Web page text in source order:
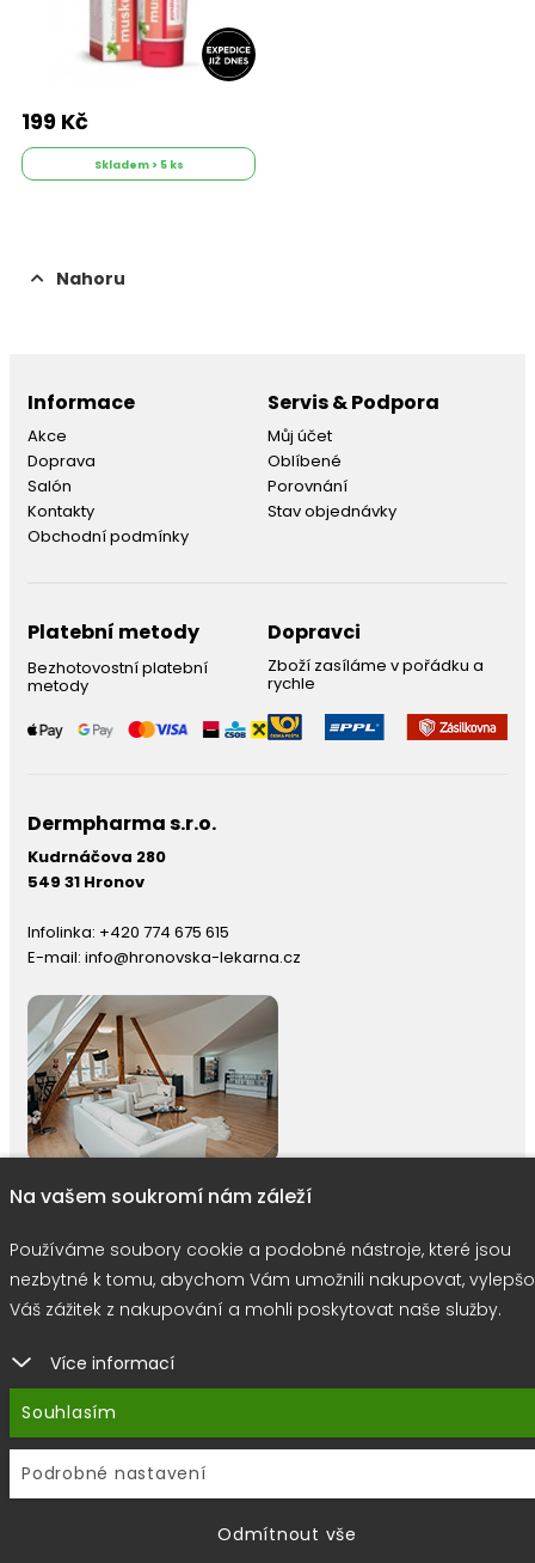
199 Kč
Skladem > 5 ks
Nahoru
Informace
Akce
Doprava
Salón
Kontakty
Obchodní podmínky
Servis & Podpora
Můj účet
Oblíbené
Porovnání
Stav objednávky
Platební metody
Bezhotovostní platební
metody
Dopravci
Zboží zasíláme v pořádku a
rychle
Dermpharma s.r.o.
Kudrnáčova 280
549 31 Hronov
Infolinka: +420 774 675 615
E-mail: info@hronovska-lekarna.cz
© 2026 |E-shop JEDNIČKY | MarketingDOKTOR ESHOP&
Používáme soubory cookie
Na vašem soukromí nám záleží
Používáme soubory cookie a podobné nástroje, které jsou
nezbytné k tomu, abychom Vám umožnili nakupovat,
Váš zážitek z nakupování a mohli poskytovat naše služby.
Více informací
Souhlasím
Podrobné nastavení
Odmítnout vše